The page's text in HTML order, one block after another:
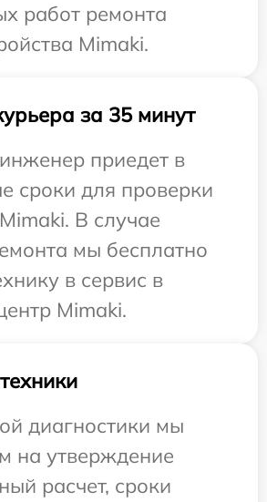
работ ремонта
Mimaki.
за 35 минут
приедет в
сроки для проверки
В случае
мы бесплатно
в сервис в
Mimaki.
диагностики мы
на утверждение
расчет, сроки